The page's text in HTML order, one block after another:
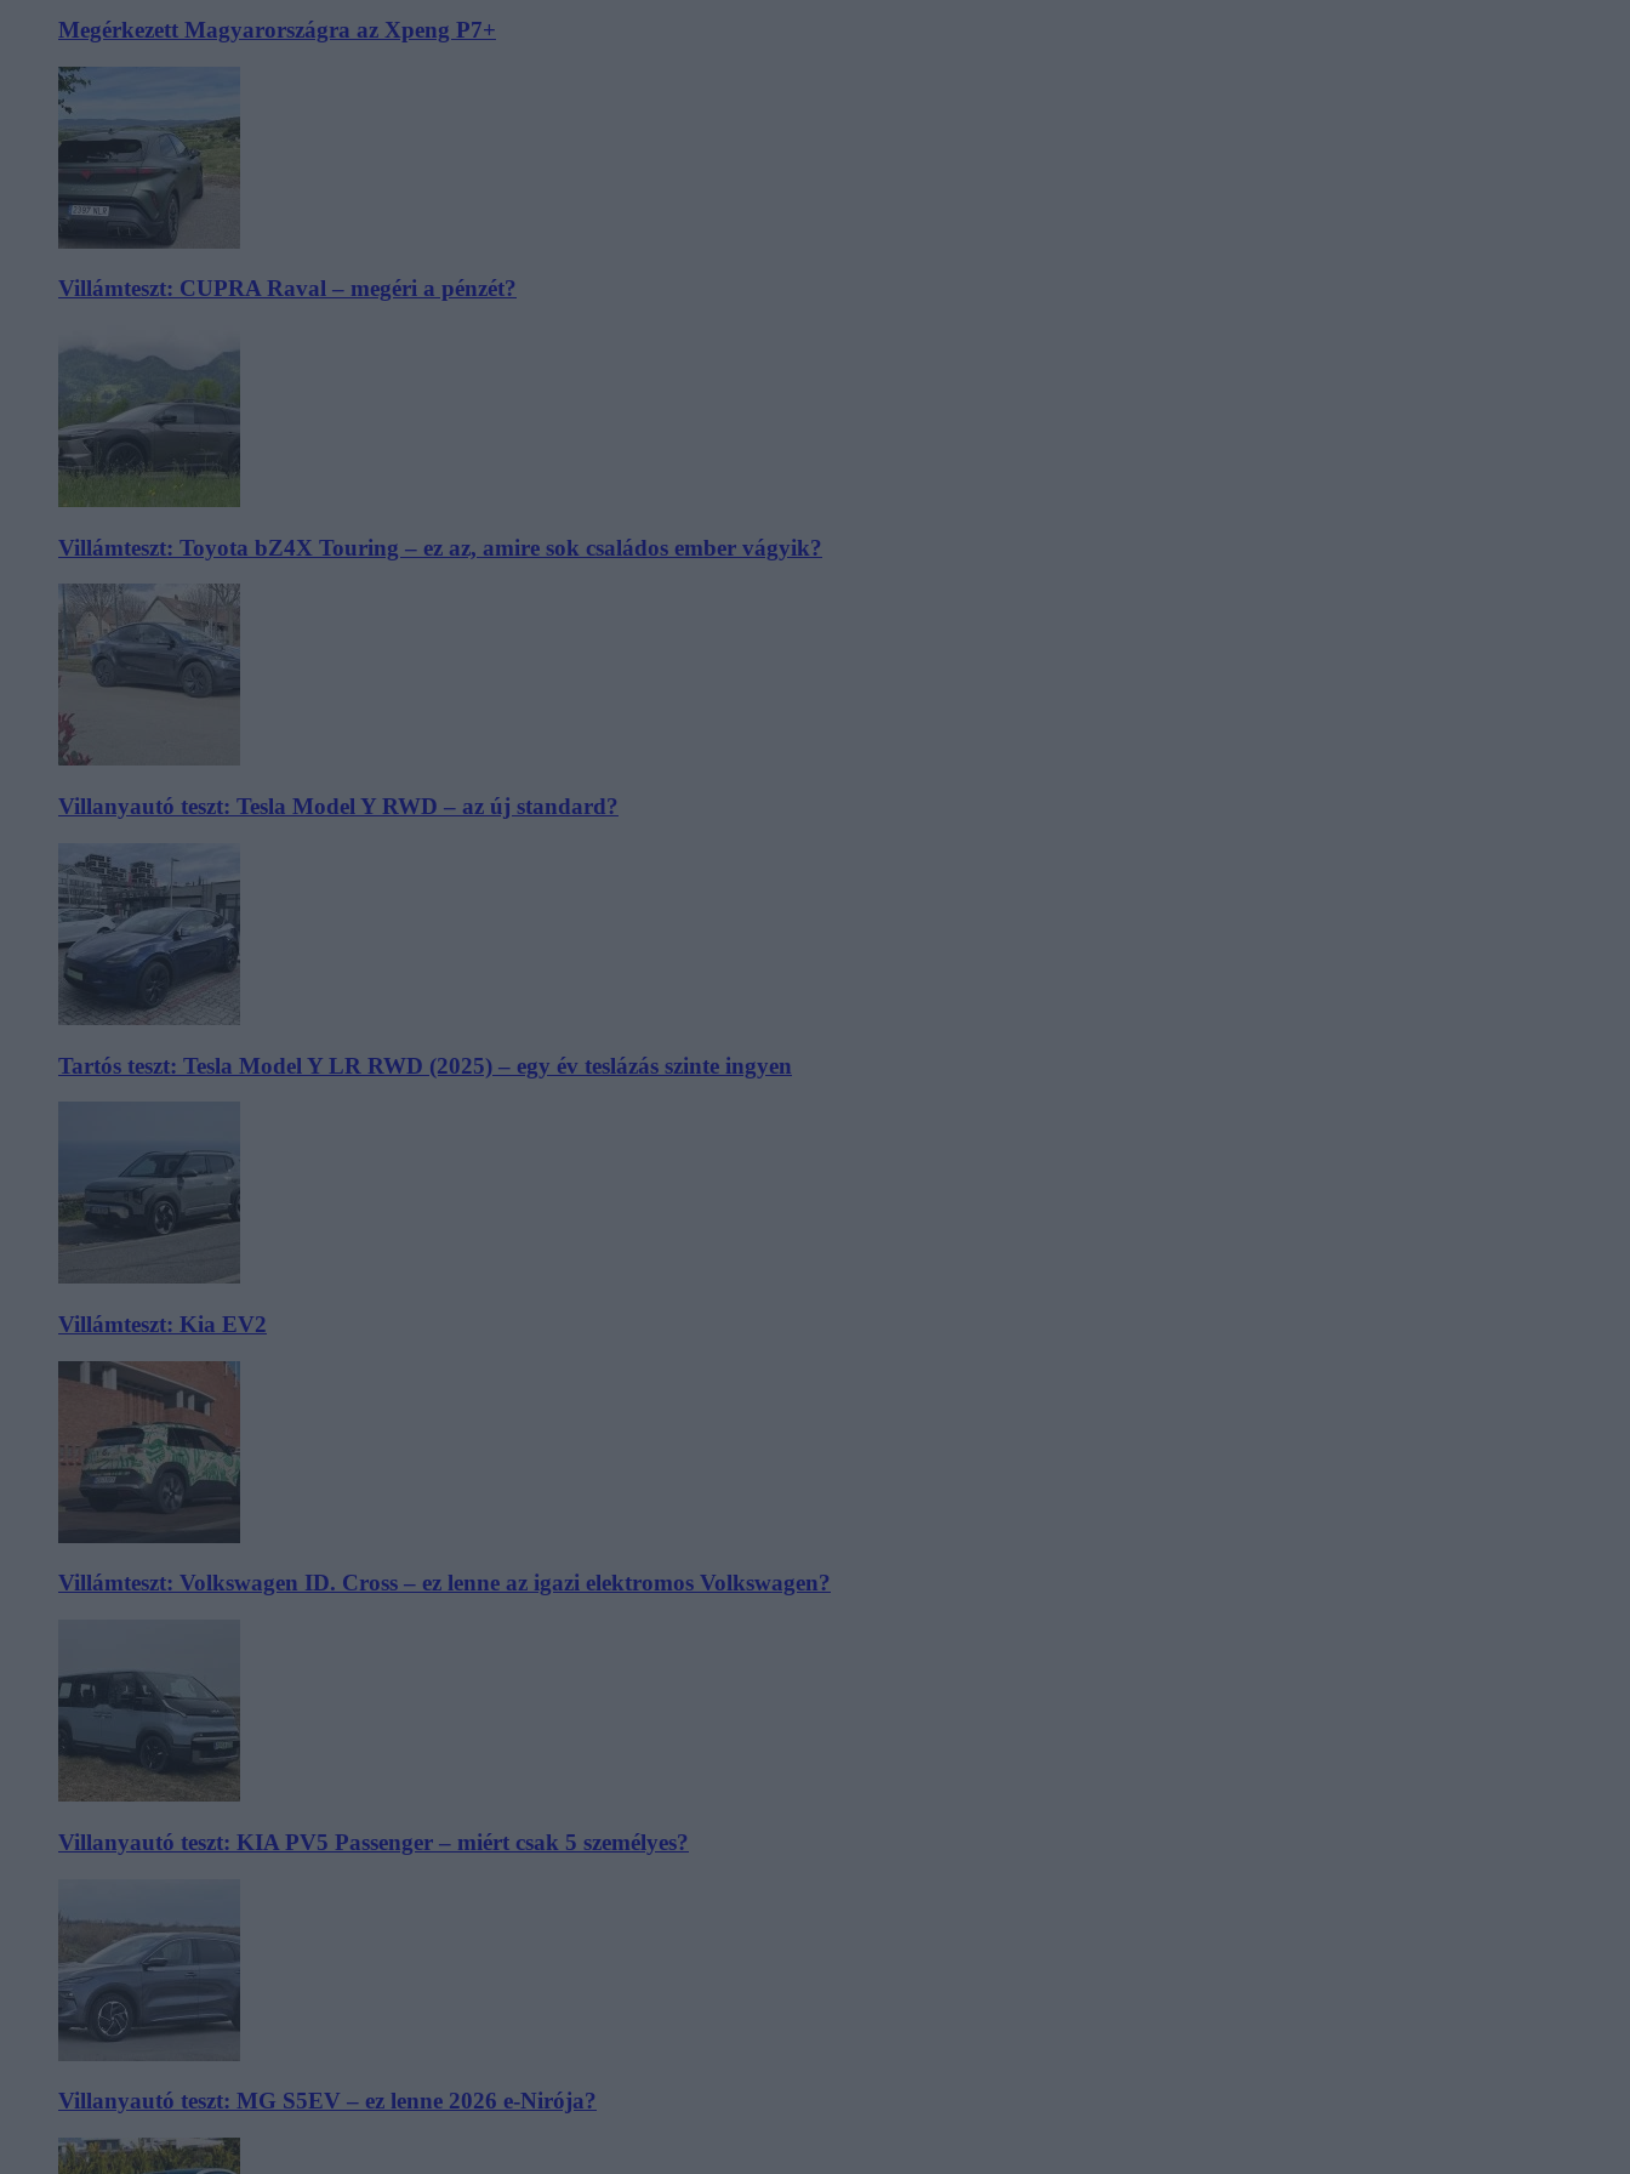
Megérkezett Magyarországra az Xpeng P7+
Villámteszt: CUPRA Raval – megéri a pénzét?
Villámteszt: Toyota bZ4X Touring – ez az, amire sok családos ember vágyik?
Villanyautó teszt: Tesla Model Y RWD – az új standard?
Tartós teszt: Tesla Model Y LR RWD (2025) – egy év teslázás szinte ingyen
Villámteszt: Kia EV2
Villámteszt: Volkswagen ID. Cross – ez lenne az igazi elektromos Volkswagen?
Villanyautó teszt: KIA PV5 Passenger – miért csak 5 személyes?
Villanyautó teszt: MG S5EV – ez lenne 2026 e-Nirója?